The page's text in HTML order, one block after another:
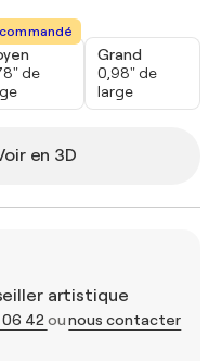
de
Grand
0,98" de
large
en 3D
artistique
06 42 ounous contacter